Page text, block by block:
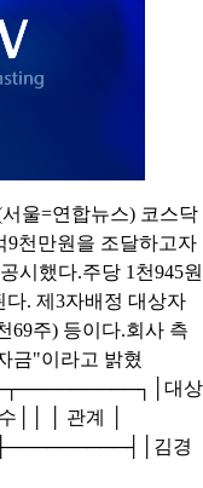
울=연합뉴스) 코스닥
9천만원을 조달하고자
시했다.주당 1천945원
다. 제3자배정 대상자
69주) 등이다.회사 측
금"이라고 밝혔
대상
││ │ 관계 │
김경